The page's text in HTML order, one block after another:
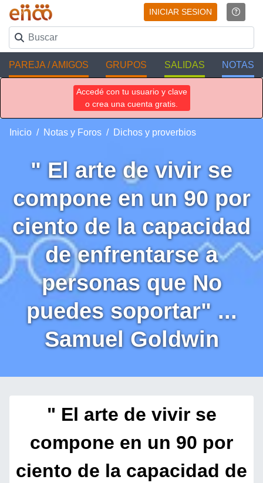
INICIAR SESION
PAREJA / AMIGOS GRUPOS SALIDAS NOTAS
Accedé con tu usuario y clave
o crea una cuenta gratis.
Inicio Notas y Foros Dichos y proverbios
" El arte de vivir se
compone en un 90 por
ciento de la capacidad
de enfrentarse a
personas que No
puedes soportar" ...
Samuel Goldwin
" El arte de vivir se
compone en un 90 por
ciento de la capacidad de